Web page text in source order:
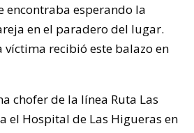
encontraba esperando la
en el paradero del lugar.
víctima recibió este balazo en
chofer de la línea Ruta Las
el Hospital de Las Higueras en